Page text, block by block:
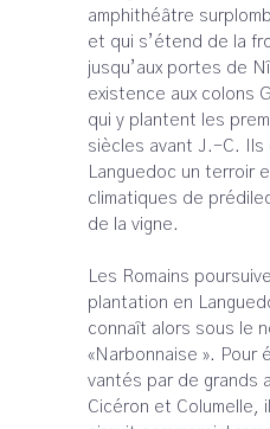
amphithéâtre
et qui s’étend de la
jusqu’aux portes de
existence aux colons
qui y plantent les
siècles avant J.-C. Ils
Languedoc un terroir
climatiques de
de la vigne.
Les Romains
plantation en
connaît alors sous le
«Narbonnaise ». Pour
vantés par de grands
Cicéron et Columelle,